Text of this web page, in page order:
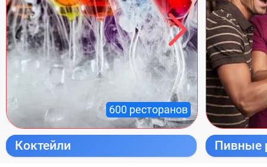
600 ресторанов
Коктейли Пивные